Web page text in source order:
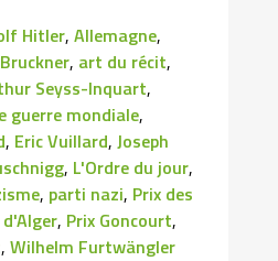
Hitler,Allemagne,
, art du récit,
Seyss-Inquart,
guerre mondiale,
, Eric Vuillard,Joseph
, L'Ordre du jour,
, parti nazi, Prix des
, Prix Goncourt,
,Wilhelm Furtwängler